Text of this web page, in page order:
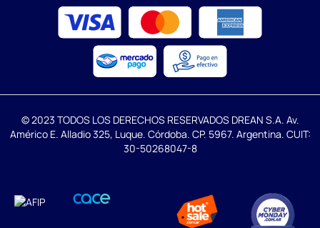
© 2023 TODOS LOS DERECHOS RESERVADOS DREAN S.A. Av.
Américo E. Alladio 325, Luque. Córdoba. CP. 5967. Argentina. CUIT:
30-50268047-8